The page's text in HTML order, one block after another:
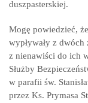
duszpasterskiej.
Mogę powiedzieć,
wypływały z
z nienawiści do ich
Służby
w parafii św.
przez Ks. Prymasa